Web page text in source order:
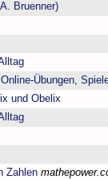
Bruenner)
Übungen,
und Obelix
Zahlen